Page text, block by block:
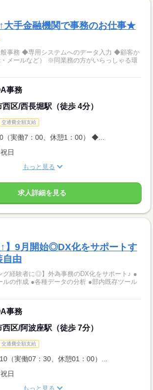
大手金融機関で事務のお仕事★
タ入力 ◆顧客か
メールなど） ※同業務の方がいらっしゃる環
事務
区/西長堀駅（徒歩 4分）
交通費全額支給
（実働7：00、休憩1：00） ◆...
日
もっと見る
求人詳細を見る
↑】9月開始◎DX化をサポートす
自由
グ経験者に◎】外為事務のDX化をサポート♪ ●
ルの作成 ●各種データの分析 ●部内既存ツール
事務
区/阿波座駅（徒歩 7分）
交通費全額支給
（実働07：30、休憩01：00）...
日
もっと見る